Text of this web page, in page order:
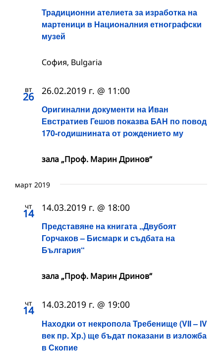
Традиционни ателиета за изработка на
мартеници в Националния етнографски
музей
София, Bulgaria
вт
26
Оригинални документи на Иван
Евстратиев Гешов показва БАН по повод
170-годишнината от рождението му
26.02.2019 г. @ 11:00
зала „Проф. Марин Дринов“
март 2019
чт
14
Представяне на книгата „Двубоят
Горчаков – Бисмарк и съдбата на
България“
14.03.2019 г. @ 18:00
зала „Проф. Марин Дринов“
чт
14
Находки от некропола Требенище (VІІ – ІV
век пр. Хр.) ще бъдат показани в изложба
в Скопие
14.03.2019 г. @ 19:00